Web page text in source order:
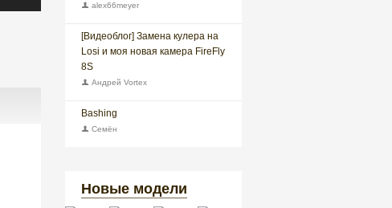
alex66meyer
[Видеоблог] Замена кулера на
Losi и моя новая камера FireFly
8S
Андрей Vortex
Bashing
Семён
Новые модели